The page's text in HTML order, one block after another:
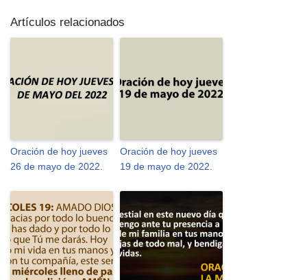
Artículos relacionados
Oración de hoy jueves
26 de mayo de 2022.
Oración de hoy jueves
19 de mayo de 2022.